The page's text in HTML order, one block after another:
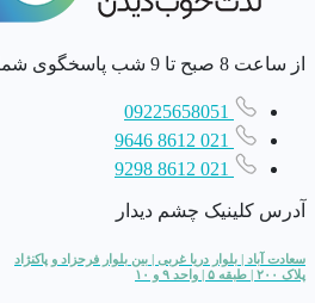
از ساعت 8 صبح تا 9 شب پاسخگوی شما هستیم.
09225658051
021 8612 9646
021 8612 9298
آدرس کلینیک چشم دیدار
سعادت آباد | بلوار دریا غربی | بین بلوار فرحزاد و پاکنژاد
پلاک ۲۰۰ | طبقه ۵ | واحد ۹ و ۱۰